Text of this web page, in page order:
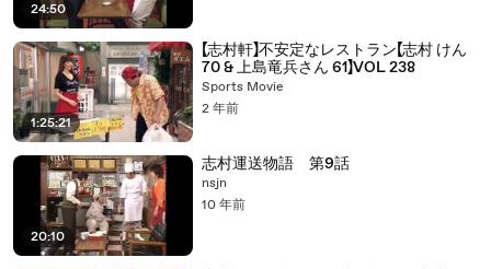
24:50
1:25:21
【志村軒】不安定なレストラン【志村 けん
70 & 上島竜兵さん 61】VOL 238
Sports Movie
2 年前
20:10
志村運送物語 第9話
nsjn
10 年前